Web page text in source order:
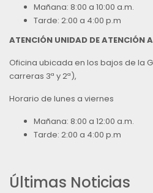
Mañana: 8:00 a 10:00 a.m.
Tarde: 2:00 a 4:00 p.m
ATENCIÓN UNIDAD DE ATENCIÓN
Oficina ubicada en los bajos de la
carreras 3ª y 2ª),
Horario de lunes a viernes
Mañana: 8:00 a 12:00 a.m.
Tarde: 2:00 a 4:00 p.m
Últimas Noticias